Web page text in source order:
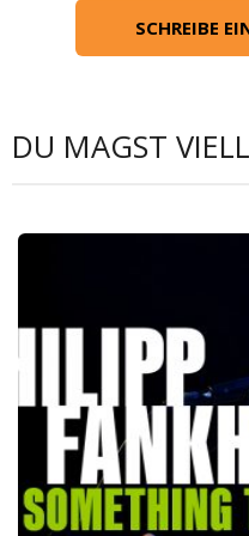
SCHREIBE
DU MAGST